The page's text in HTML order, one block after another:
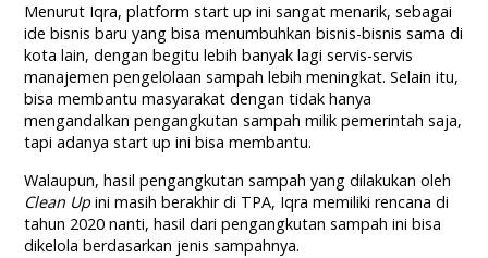
Menurut Iqra, platform start up ini sangat menarik, sebagai
ide bisnis baru yang bisa menumbuhkan bisnis-bisnis sama di
kota lain, dengan begitu lebih banyak lagi servis-servis
manajemen pengelolaan sampah lebih meningkat. Selain itu,
bisa membantu masyarakat dengan tidak hanya
mengandalkan pengangkutan sampah milik pemerintah saja,
tapi adanya start up ini bisa membantu.
Walaupun, hasil pengangkutan sampah yang dilakukan oleh
Clean Upini masih berakhir di TPA, Iqra memiliki rencana di
tahun 2020 nanti, hasil dari pengangkutan sampah ini bisa
dikelola berdasarkan jenis sampahnya.